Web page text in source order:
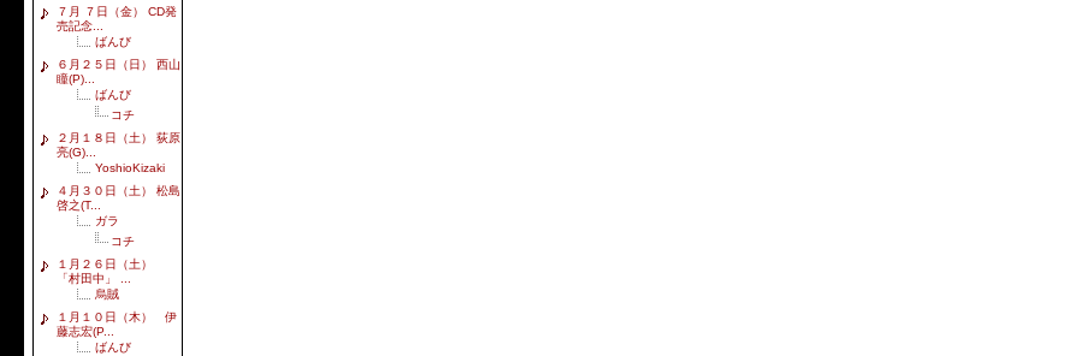
７月 ７日（金） CD発
売記念...
ばんび
６月２５日（日） 西山
瞳(P)...
ばんび
コチ
２月１８日（土） 荻原
亮(G)...
YoshioKizaki
４月３０日（土） 松島
啓之(T...
ガラ
コチ
１月２６日（土）
「村田中」 ...
烏賊
１月１０日（木） 伊
藤志宏(P...
ばんび